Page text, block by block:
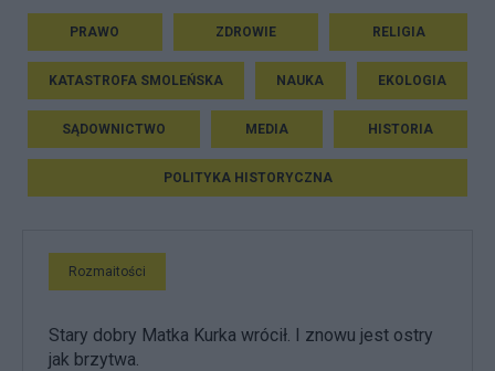
PRAWO ZDROWIE RELIGIA
KATASTROFA SMOLEŃSKA NAUKA EKOLOGIA
SĄDOWNICTWO MEDIA HISTORIA
POLITYKA HISTORYCZNA
Rozmaitości
Stary dobry Matka Kurka wrócił. I znowu jest ostry
jak brzytwa.